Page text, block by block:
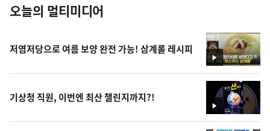
오늘의 멀티미디어
영
상
저염저당으로 여름 보양 완전 가능! 삼계롤 레시피
영
상
기상청 직원, 이번엔 최산 챌린지까지?!